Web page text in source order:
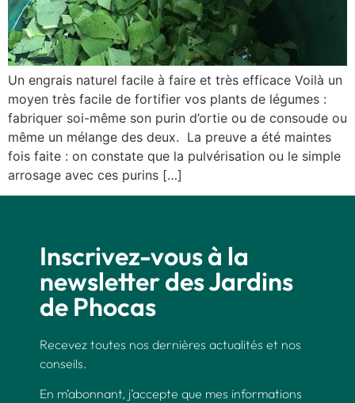
Un engrais naturel facile à faire et très efficace Voilà un
moyen très facile de fortifier vos plants de légumes :
fabriquer soi-même son purin d’ortie ou de consoude ou
même un mélange des deux. La preuve a été maintes
fois faite : on constate que la pulvérisation ou le simple
arrosage avec ces purins […]
Inscrivez-vous à la
newsletter des Jardins
de Phocas
Recevez toutes nos dernières actualités et nos
conseils.
En m’abonnant, j’accepte que mes informations